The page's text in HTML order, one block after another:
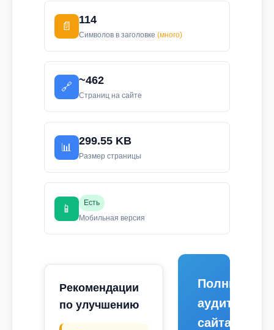
📄
114
Символов в заголовке (много)
🔗
~462
Страниц на сайте
📊
299.55 KB
Размер страницы
📱
Есть
Мобильная версия
Рекомендации
по улучшению
Полный
аудит
сайта